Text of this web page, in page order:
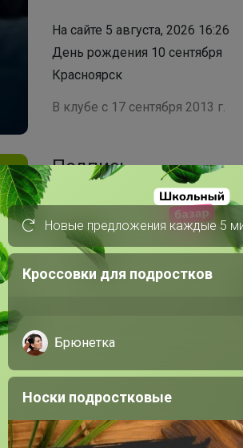
На сайте 5 августа, 2026 16:26
День рождения 10 сентября
Красноярск
В клубе с 17 сентября 2013 г.
Подпись
Пристрой Балетки Модус
Новые предложения каждые 5
Кроссовки для подростков
Брюнетка
Носки подростковые